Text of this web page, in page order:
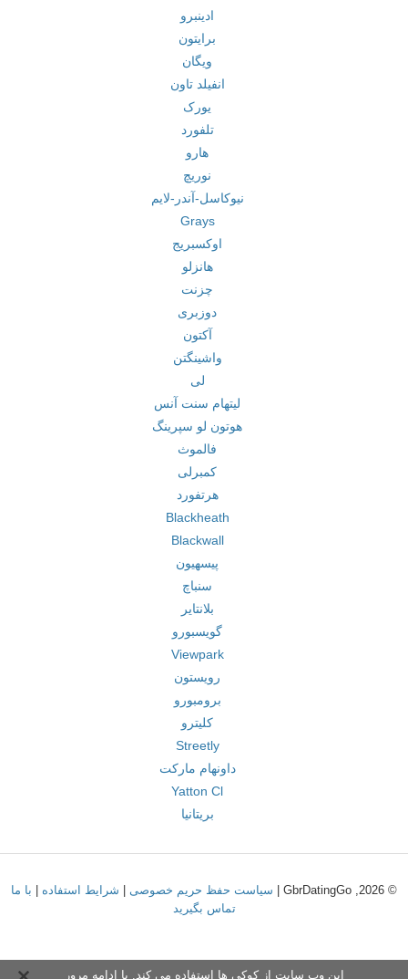
ادینبرو
برایتون
ویگان
انفیلد تاون
یورک
تلفورد
هارو
نوریچ
نیوکاسل-آندر-لایم
Grays
اوکسبریج
هانزلو
چزنت
دوزبری
آکتون
واشینگتن
لی
لیتهام سنت آنس
هوتون لو سپرینگ
فالموث
کمبرلی
هرتفورد
Blackheath
Blackwall
پیسهیون
سنباچ
بلانتایر
گویسبورو
Viewpark
رویستون
برومبورو
کلیترو
Streetly
داونهام مارکت
Yatton Cl
بریتانیا
© 2026, GbrDatingGo | سیاست حفظ حریم خصوصی شرایط استفاده
با ما
تماس بگیرید
این وب سایت از کوکی ها استفاده می کند. با ادامه مرور